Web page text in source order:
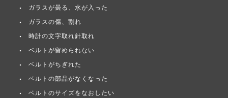
ガラスが曇る、水が入った
ガラスの傷、割れ
時計の文字取れ針取れ
ベルトが留められない
ベルトがちぎれた
ベルトの部品がなくなった
ベルトのサイズをなおしたい